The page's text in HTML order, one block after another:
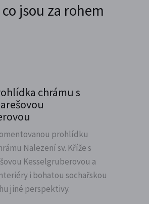
co jsou za rohem
chrámu s
prohlídku
Nalezení sv. Kříže s
Kesselgruberovou a
i bohatou sochařskou
jiné perspektivy.